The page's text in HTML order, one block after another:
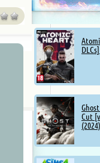
Cut